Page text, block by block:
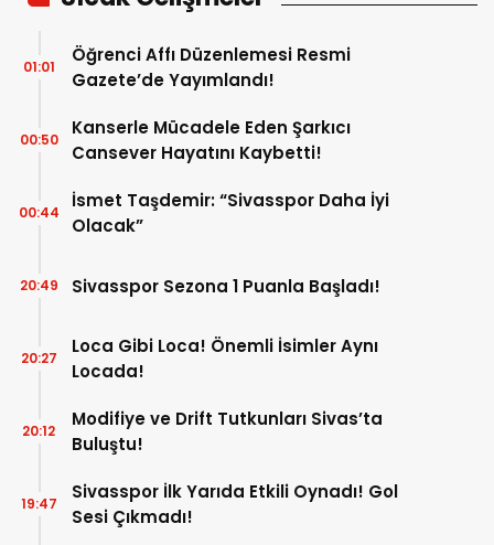
Öğrenci Affı Düzenlemesi Resmi
Gazete’de Yayımlandı!
01:01
Kanserle Mücadele Eden Şarkıcı
Cansever Hayatını Kaybetti!
00:50
İsmet Taşdemir: “Sivasspor Daha İyi
Olacak”
00:44
Sivasspor Sezona 1 Puanla Başladı!
20:49
Loca Gibi Loca! Önemli İsimler Aynı
Locada!
20:27
Modifiye ve Drift Tutkunları Sivas’ta
Buluştu!
20:12
Sivasspor İlk Yarıda Etkili Oynadı! Gol
Sesi Çıkmadı!
19:47